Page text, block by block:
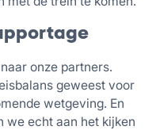
onze partners.
geweest voor
wetgeving. En
we echt aan het kijken